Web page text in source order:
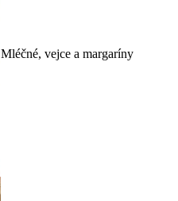
Mléčné, vejce a margaríny